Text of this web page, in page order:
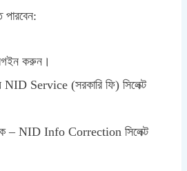
পারবেন:
করুন।
NID Service (সরকারি ফি) সিলেক্ট
– NID Info Correction সিলেক্ট